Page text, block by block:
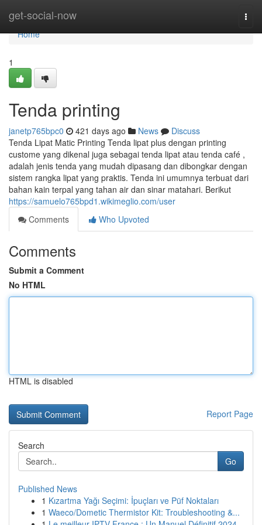
get-social-now
Home
Home
1
Tenda printing
janetp765bpc0 421 days ago News
Discuss
Tenda Lipat Matic Printing Tenda lipat plus dengan printing
custome yang dikenal juga sebagai tenda lipat atau tenda café ,
adalah jenis tenda yang mudah dipasang dan dibongkar dengan
sistem rangka lipat yang praktis. Tenda ini umumnya terbuat dari
bahan kain terpal yang tahan air dan sinar matahari. Berikut
https://samuelo765bpd1.wikimeglio.com/user
Comments
Who Upvoted
Comments
Submit a Comment
No HTML
HTML is disabled
Report Page
Search
Go
Published News
1 Kızartma Yağı Seçimi: İpuçları ve Püf Noktaları
1 Waeco/Dometic Thermistor Kit: Troubleshooting &...